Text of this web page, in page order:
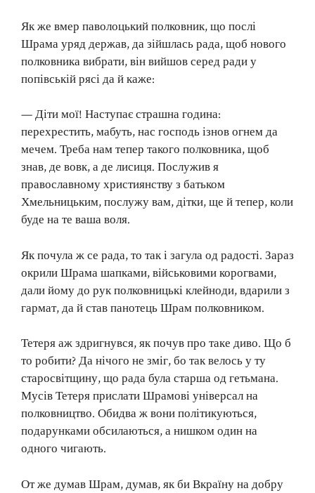
Як же вмер паволоцький полковник, що послі
Шрама уряд держав, да зійшлась рада, щоб нового
полковника вибрати, він вийшов серед ради у
попівській рясі да й каже:
— Діти мої! Наступає страшна година:
перехрестить, мабуть, нас господь ізнов огнем да
мечем. Треба нам тепер такого полковника, щоб
знав, де вовк, а де лисиця. Послужив я
православному християнству з батьком
Хмельницьким, послужу вам, дітки, ще й тепер, коли
буде на те ваша воля.
Як почула ж се рада, то так і загула од радості. Зараз
окрили Шрама шапками, військовими корогвами,
дали йому до рук полковницькі клейноди, вдарили з
гармат, да й став панотець Шрам полковником.
Тетеря аж здригнувся, як почув про таке диво. Що б
то робити? Да нічого не зміг, бо так велось у ту
старосвітщину, що рада була старша од гетьмана.
Мусів Тетеря прислати Шрамові універсал на
полковництво. Обидва ж вони політикуються,
подарунками обсилаються, а нишком один на
одного чигають.
От же думав Шрам, думав, як би Вкраїну на добру